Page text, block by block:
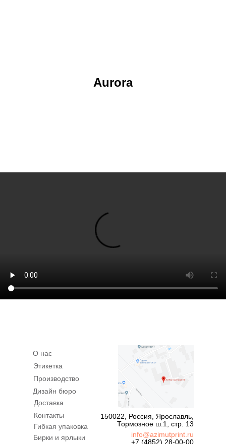
Aurora
О нас
Этикетка
Производство
Дизайн бюро
Доставка
Контакты
info@azimutprint.ru
+7 (4852) 28-00-00
150022, Россия, Ярославль,
Тормозное ш.1, стр. 13
Гибкая упаковка
Бирки и ярлыки